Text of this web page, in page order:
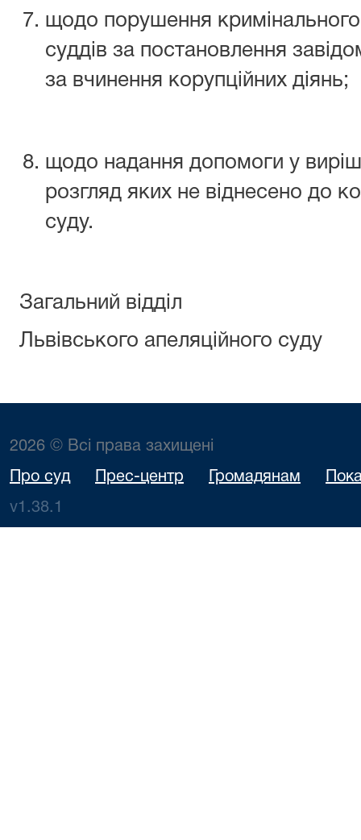
щодо порушення
суддів за постановлення
за вчинення корупційних діянь;
щодо надання допомоги у
розгляд яких не віднесено до
суду.
Загальний відділ
Львівського апеляційного суду
2026 © Всі права захищені
Про суд Прес-центр Громадянам
v1.38.1